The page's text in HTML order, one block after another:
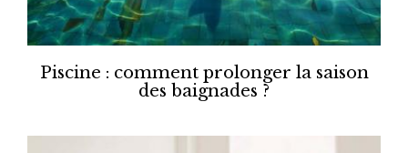
Piscine : comment prolonger la saison
des baignades ?